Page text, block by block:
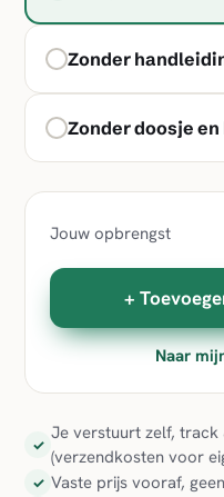
Zonder
Zonder doosje
Jouw opbrengst
+
Naar
✓
Je verstuurt zelf, track
(verzendkosten voor
✓ Vaste prijs vooraf,